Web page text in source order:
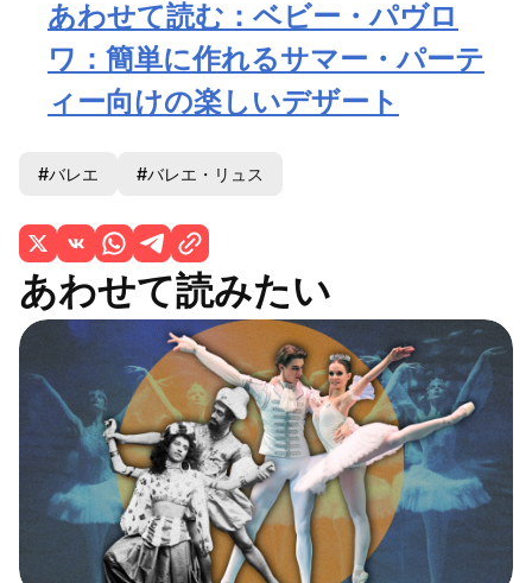
あわせて読む：ベビー・パヴロ
ワ：簡単に作れるサマー・パーテ
ィー向けの楽しいデザート
#バレエ #バレエ・リュス
あわせて読みたい